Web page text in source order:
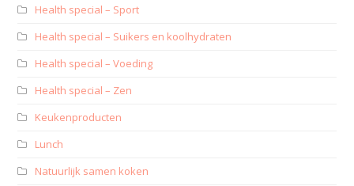
Health special – Sport
Health special – Suikers en koolhydraten
Health special – Voeding
Health special – Zen
Keukenproducten
Lunch
Natuurlijk samen koken